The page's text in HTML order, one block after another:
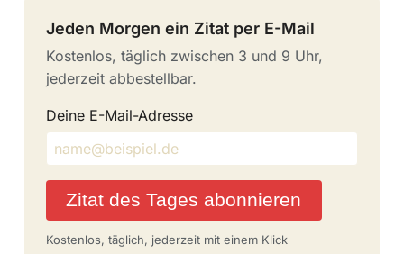
Jeden Morgen ein Zitat per E-Mail
Kostenlos, täglich zwischen 3 und 9 Uhr,
jederzeit abbestellbar.
Deine E-Mail-Adresse
Zitat des Tages abonnieren
Kostenlos, täglich, jederzeit mit einem Klick